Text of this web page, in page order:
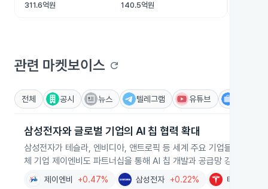
311.6억원
140.5억원
관련 마켓보이스 refresh
전체 공시 뉴스 텔레그램 유튜브
삼성전자와 글로벌 기업의 AI 칩 협력 확대
삼성전자가 테슬라, 엔비디아, 앤트로픽 등 세계 주요 기업들과 협력
체 기업 제이엔비도 파트너십을 통해 AI 칩 개발과 공급망 강화에 적
제이엔비 +0.47% 삼성전자 +0.22% 테슬라